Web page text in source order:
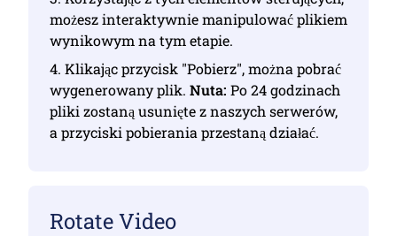
możesz interaktywnie manipulować plikiem
wynikowym na tym etapie.
4. Klikając przycisk "Pobierz", można pobrać
wygenerowany plik. Nuta: Po 24 godzinach
pliki zostaną usunięte z naszych serwerów,
a przyciski pobierania przestaną działać.
Rotate Video